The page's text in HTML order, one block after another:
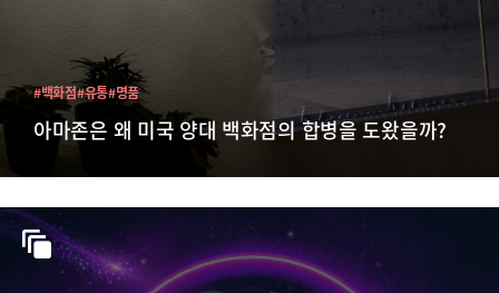
아마존은 왜 미국 양대 백화점의 합병을 도왔을까?
#백화점#유통#명품